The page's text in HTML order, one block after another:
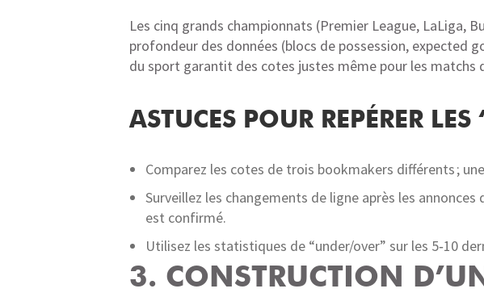
Les cinq grands championnats (Premier League, LaLiga,
profondeur des données (blocs de possession, expected
du sport garantit des cotes justes même pour les matchs
ASTUCES POUR REPÉRER
Comparez les cotes de trois bookmakers différents ;
Surveillez les changements de ligne après les
est confirmé.
Utilisez les statistiques de “under/over” sur les 5‑10
3. CONSTRUCTION